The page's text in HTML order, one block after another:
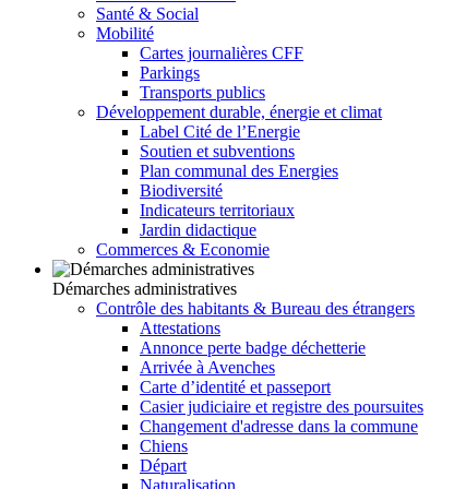
Santé & Social
Mobilité
Cartes journalières CFF
Parkings
Transports publics
Développement durable, énergie et climat
Label Cité de l’Energie
Soutien et subventions
Plan communal des Energies
Biodiversité
Indicateurs territoriaux
Jardin didactique
Commerces & Economie
Démarches administratives
Contrôle des habitants & Bureau des étrangers
Attestations
Annonce perte badge déchetterie
Arrivée à Avenches
Carte d’identité et passeport
Casier judiciaire et registre des poursuites
Changement d'adresse dans la commune
Chiens
Départ
Naturalisation